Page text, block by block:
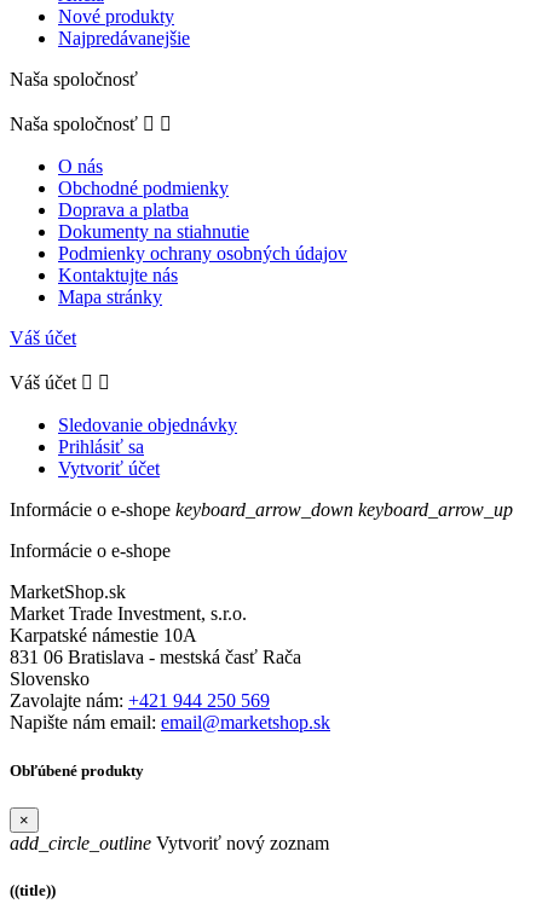
Nové produkty
Najpredávanejšie
Naša spoločnosť
Naša spoločnosť  
O nás
Obchodné podmienky
Doprava a platba
Dokumenty na stiahnutie
Podmienky ochrany osobných údajov
Kontaktujte nás
Mapa stránky
Váš účet
Váš účet  
Sledovanie objednávky
Prihlásiť sa
Vytvoriť účet
Informácie o e-shope keyboard_arrow_down keyboard_arrow_up
Informácie o e-shope
MarketShop.sk
Market Trade Investment, s.r.o.
Karpatské námestie 10A
831 06 Bratislava - mestská časť Rača
Slovensko
Zavolajte nám: +421 944 250 569
Napište nám email: email@marketshop.sk
Obľúbené produkty
×
add_circle_outline Vytvoriť nový zoznam
((title))